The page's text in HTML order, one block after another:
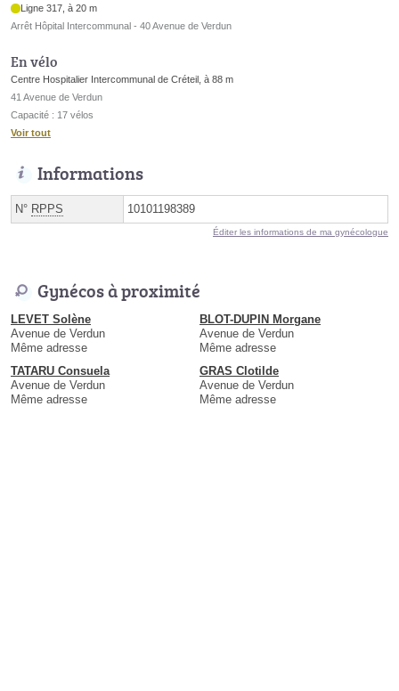
Ligne 317, à 20 m
Arrêt Hôpital Intercommunal - 40 Avenue de Verdun
En vélo
Centre Hospitalier Intercommunal de Créteil, à 88 m
41 Avenue de Verdun
Capacité : 17 vélos
Voir tout
Informations
N° RPPS 10101198389
Éditer les informations de ma gynécologue
Gynécos à proximité
LEVET Solène
Avenue de Verdun
Même adresse
BLOT-DUPIN Morgane
Avenue de Verdun
Même adresse
TATARU Consuela
Avenue de Verdun
Même adresse
GRAS Clotilde
Avenue de Verdun
Même adresse